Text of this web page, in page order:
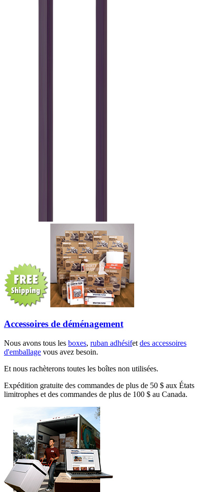
Accessoires de déménagement
Nous avons tous les boxes, ruban adhésifet des accessoires
d'emballage vous avez besoin.
Et nous rachèterons toutes les boîtes non utilisées.
Expédition gratuite des commandes de plus de 50 $ aux États
limitrophes et des commandes de plus de 100 $ au Canada.